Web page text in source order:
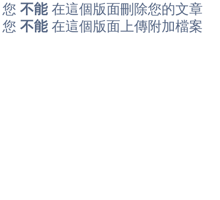
您 不能在這個版面刪除您的文章
您 不能在這個版面上傳附加檔案